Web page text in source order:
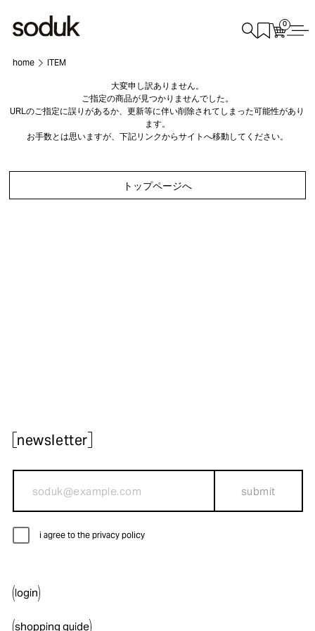
0
home ITEM
大変申し訳ありません。
ご指定の商品が見つかりませんでした。
URLのご指定に誤りがあるか、更新等に伴い削除されてしまった可能性があり
ます。
お手数とは思いますが、下記リンクからサイトへ移動してください。
トップページへ
login
shopping guide
newsletter
submit
i agree to the privacy policy